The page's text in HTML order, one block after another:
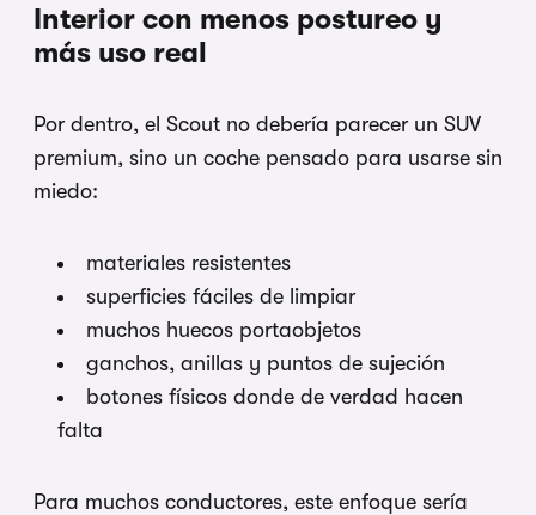
Interior con menos postureo y
más uso real
Por dentro, el Scout no debería parecer un SUV
premium, sino un coche pensado para usarse sin
miedo:
materiales resistentes
superficies fáciles de limpiar
muchos huecos portaobjetos
ganchos, anillas y puntos de sujeción
botones físicos donde de verdad hacen
falta
Para muchos conductores, este enfoque sería